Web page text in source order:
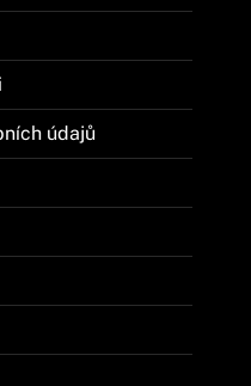
údajů